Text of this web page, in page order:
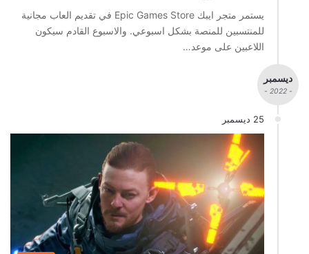
يستمر متجر ايبك Epic Games Store في تقديم العاب مجانية
للمنتسبين للمنصة بشكل اسبوعي. والاسبوع القادم سيكون
اللاعبين على موعد…
ديسمبر
- 2022 -
25 ديسمبر